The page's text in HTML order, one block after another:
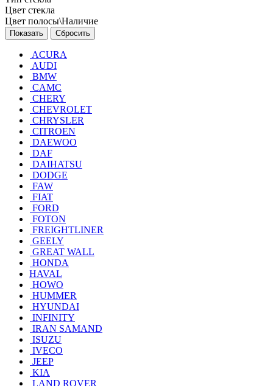
Цвет стекла
Цвет полосы\Наличие
Сбросить
ACURA
AUDI
BMW
CAMC
CHERY
CHEVROLET
CHRYSLER
CITROEN
DAEWOO
DAF
DAIHATSU
DODGE
FAW
FIAT
FORD
FOTON
FREIGHTLINER
GEELY
GREAT WALL
HONDA
HAVAL
HOWO
HUMMER
HYUNDAI
INFINITY
IRAN SAMAND
ISUZU
IVECO
JEEP
KIA
LAND ROVER